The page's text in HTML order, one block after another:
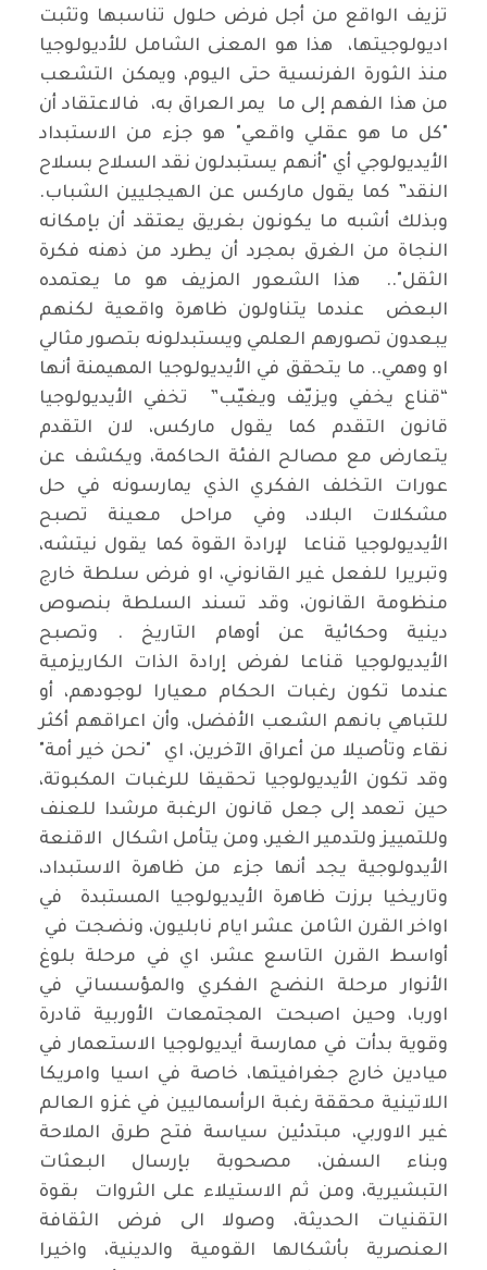
تزيف الواقع من أجل فرض حلول تناسبها وتثبت
اديولوجيتها، هذا هو المعنى الشامل للأديولوجيا
منذ الثورة الفرنسية حتى اليوم، ويمكن التشعب
من هذا الفهم إلى ما يمر العراق به، فالاعتقاد أن
"كل ما هو عقلي واقعي" هو جزء من الاستبداد
الأيديولوجي أي "أنهم يستبدلون نقد السلاح بسلاح
النقد” كما يقول ماركس عن الهيجليين الشباب.
وبذلك أشبه ما يكونون بغريق يعتقد أن بإمكانه
النجاة من الغرق بمجرد أن يطرد من ذهنه فكرة
الثقل".. هذا الشعور المزيف هو ما يعتمده
البعض عندما يتناولون ظاهرة واقعية لكنهم
يبعدون تصورهم العلمي ويستبدلونه بتصور مثالي
او وهمي.. ما يتحقق في الأيديولوجيا المهيمنة أنها
“قناع يخفي ويزيّف ويغيّب” تخفي الأيديولوجيا
قانون التقدم كما يقول ماركس، لان التقدم
يتعارض مع مصالح الفئة الحاكمة، ويكشف عن
عورات التخلف الفكري الذي يمارسونه في حل
مشكلات البلاد، وفي مراحل معينة تصبح
الأيديولوجيا قناعا لإرادة القوة كما يقول نيتشه،
وتبريرا للفعل غير القانوني، او فرض سلطة خارج
منظومة القانون، وقد تسند السلطة بنصوص
دينية وحكائية عن أوهام التاريخ . وتصبح
الأيديولوجيا قناعا لفرض إرادة الذات الكاريزمية
عندما تكون رغبات الحكام معيارا لوجودهم، أو
للتباهي بانهم الشعب الأفضل، وأن اعراقهم أكثر
نقاء وتأصيلا من أعراق الآخرين، اي "نحن خير أمة"
وقد تكون الأيديولوجيا تحقيقا للرغبات المكبوتة،
حين تعمد إلى جعل قانون الرغبة مرشدا للعنف
وللتمييز ولتدمير الغير، ومن يتأمل اشكال الاقنعة
الأيدولوجية يجد أنها جزء من ظاهرة الاستبداد،
وتاريخيا برزت ظاهرة الأيديولوجيا المستبدة في
اواخر القرن الثامن عشر ايام نابليون، ونضجت في
أواسط القرن التاسع عشر، اي في مرحلة بلوغ
الأنوار مرحلة النضج الفكري والمؤسساتي في
اوربا، وحين اصبحت المجتمعات الأوربية قادرة
وقوية بدأت في ممارسة أيديولوجيا الاستعمار في
ميادين خارج جغرافيتها، خاصة في اسيا وامريكا
اللاتينية محققة رغبة الرأسماليين في غزو العالم
غير الاوربي، مبتدئين سياسة فتح طرق الملاحة
وبناء السفن، مصحوبة بإرسال البعثات
التبشيرية، ومن ثم الاستيلاء على الثروات بقوة
التقنيات الحديثة، وصولا الى فرض الثقافة
العنصرية بأشكالها القومية والدينية، واخيرا